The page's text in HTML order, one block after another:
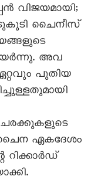
വിജയമായി;
ചെെനീസ്
അവ
പുതിയ
ചരക്കുകളുടെ
ഏകദേശം
റിക്കാർഡ്